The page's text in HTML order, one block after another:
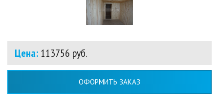
Цена: 113756 руб.
ОФОРМИТЬ ЗАКАЗ